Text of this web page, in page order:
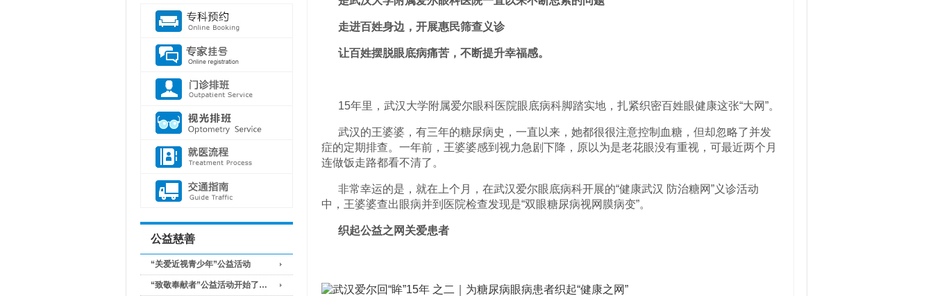
公益慈善
“关爱近视青少年”公益活动
“致敬奉献者”公益活动开始了…
走进百姓身边，开展惠民筛查义诊
让百姓摆脱眼底病痛苦，不断提升幸福感。
15年里，武汉大学附属爱尔眼科医院眼底病科脚踏实地，扎紧织密百姓眼健康这张“大网”。
武汉的王婆婆，有三年的糖尿病史，一直以来，她都很很注意控制血糖，但却忽略了并发
症的定期排查。一年前，王婆婆感到视力急剧下降，原以为是老花眼没有重视，可最近两个月
连做饭走路都看不清了。
非常幸运的是，就在上个月，在武汉爱尔眼底病科开展的“健康武汉 防治糖网”义诊活动
中，王婆婆查出眼病并到医院检查发现是“双眼糖尿病视网膜病变”。
织起公益之网关爱患者